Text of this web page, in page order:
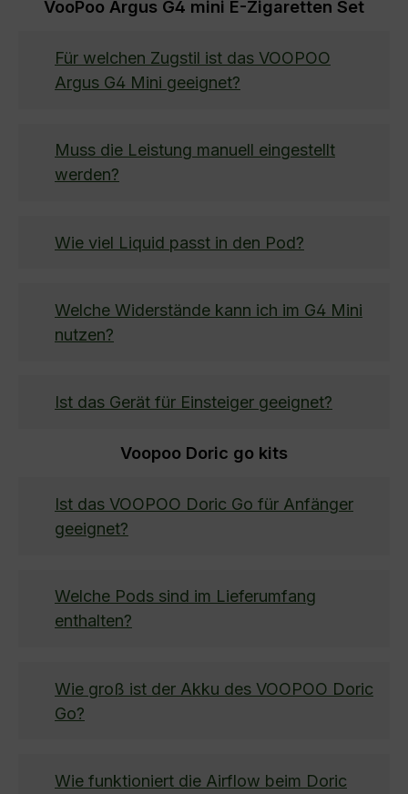
VooPoo Argus G4 mini E-Zigaretten Set
Für welchen Zugstil ist das VOOPOO
Argus G4 Mini geeignet?
Muss die Leistung manuell eingestellt
werden?
Wie viel Liquid passt in den Pod?
Welche Widerstände kann ich im G4 Mini
nutzen?
Ist das Gerät für Einsteiger geeignet?
Voopoo Doric go kits
Ist das VOOPOO Doric Go für Anfänger
geeignet?
Welche Pods sind im Lieferumfang
enthalten?
Wie groß ist der Akku des VOOPOO Doric
Go?
Wie funktioniert die Airflow beim Doric